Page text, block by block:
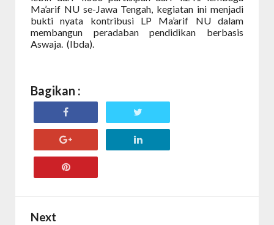
Ma’arif NU se-Jawa Tengah, kegiatan ini menjadi
bukti nyata kontribusi LP Ma’arif NU dalam
membangun peradaban pendidikan berbasis
Aswaja. (Ibda).
Bagikan :
Next